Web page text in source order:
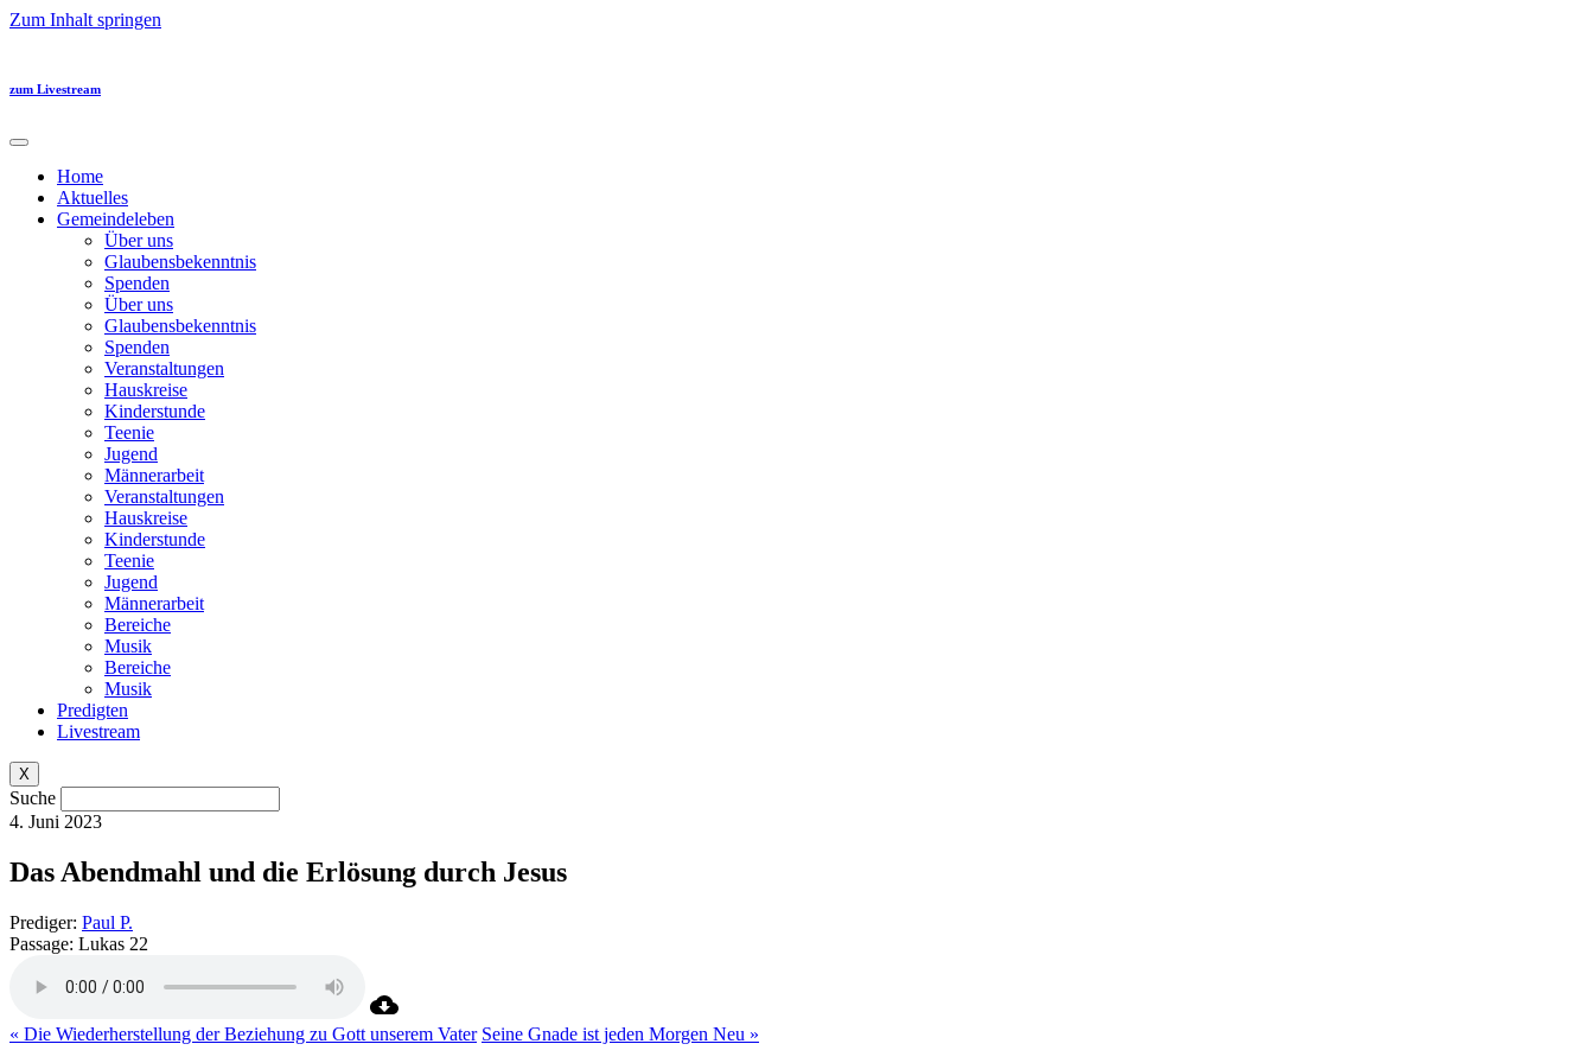
Zum Inhalt springen
zum Livestream
Home
Aktuelles
Gemeindeleben
Über uns
Glaubensbekenntnis
Spenden
Über uns
Glaubensbekenntnis
Spenden
Veranstaltungen
Hauskreise
Kinderstunde
Teenie
Jugend
Männerarbeit
Veranstaltungen
Hauskreise
Kinderstunde
Teenie
Jugend
Männerarbeit
Bereiche
Musik
Bereiche
Musik
Predigten
Livestream
X
Suche
4. Juni 2023
Das Abendmahl und die Erlösung durch Jesus
Prediger: Paul P.
Passage: Lukas 22
« Die Wiederherstellung der Beziehung zu Gott unserem Vater Seine Gnade ist jeden Morgen Neu »